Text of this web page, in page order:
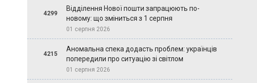
4299
Відділення Нової пошти запрацюють по-
новому: що зміниться з 1 серпня
01 серпня 2026
4215
Аномальна спека додасть проблем: українців
попередили про ситуацію зі світлом
01 серпня 2026